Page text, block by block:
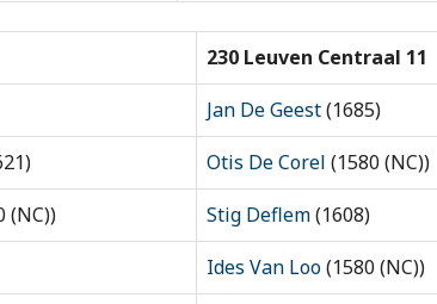
230 Leuven Centraal 11
Jan De Geest(1685)
Otis De Corel (1580 (NC))
(NC)) Stig Deflem(1608)
Ides Van Loo(1580 (NC))